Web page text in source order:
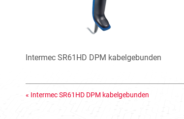
Intermec SR61HD DPM kabelgebunden
« Intermec SR61HD DPM kabelgebunden